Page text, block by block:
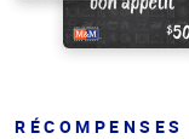
RÉCOMPENSES